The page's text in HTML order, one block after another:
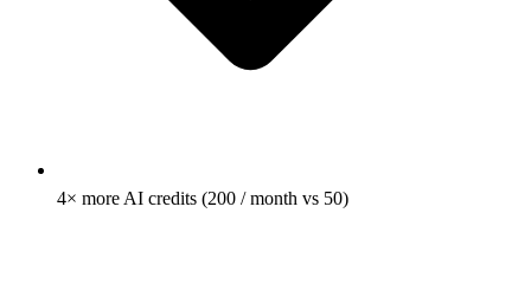
4× more AI credits (200 / month vs 50)